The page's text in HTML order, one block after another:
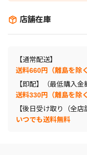
店舗在庫
【通常配送】
送料660円（離島を除
【即配】（最低購入金
送料330円（離島を除
【後日受け取り（全店
いつでも送料無料